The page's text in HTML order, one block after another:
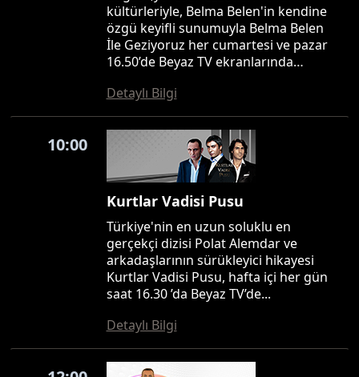
kültürleriyle, Belma Belen'in kendine
özgü keyifli sunumuyla Belma Belen
İle Geziyoruz her cumartesi ve pazar
16.50’de Beyaz TV ekranlarında…
Detaylı Bilgi
10:00
Kurtlar Vadisi Pusu
Türkiye'nin en uzun soluklu en
gerçekçi dizisi Polat Alemdar ve
arkadaşlarının sürükleyici hikayesi
Kurtlar Vadisi Pusu, hafta içi her gün
saat 16.30 ’da Beyaz TV’de...
Detaylı Bilgi